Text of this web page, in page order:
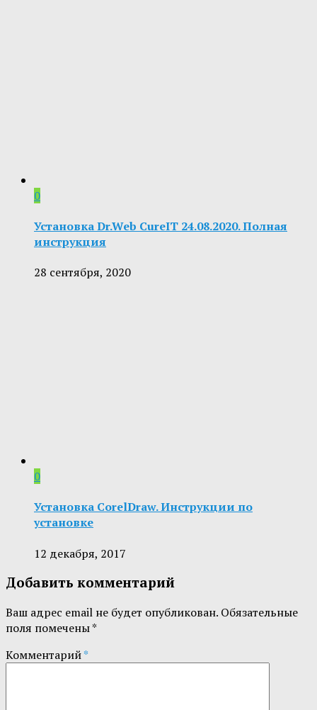
0
Установка Dr.Web CureIT 24.08.2020. Полная
инструкция
28 сентября, 2020
0
Установка CorelDraw. Инструкции по
установке
12 декабря, 2017
Добавить комментарий
Ваш адрес email не будет опубликован. Обязательные
поля помечены*
Комментарий*